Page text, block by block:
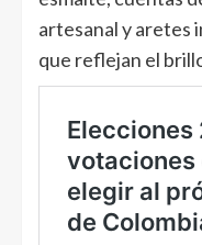
artesanal y aretes
que reflejan el